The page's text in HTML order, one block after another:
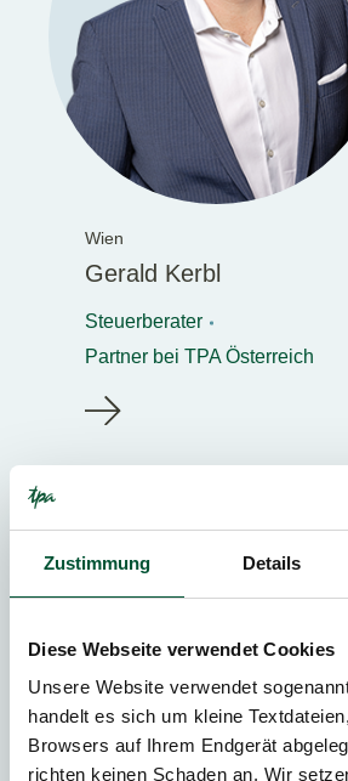
Zustimmung Details
Diese Webseite verwendet Cookies
Unsere Website verwendet
handelt es sich um kleine
Browsers auf Ihrem Endgerät
richten keinen Schaden an. Wir
Wien
Gerald Kerbl
Steuerberater
Partner bei TPA Österreich